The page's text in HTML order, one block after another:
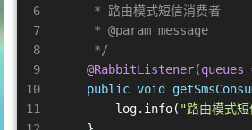
34
35
36
37
38
39
40
     *
@param directExchange
     *
@return
     */
@Bean
public Binding
return
    }
6
7
8
9
10
11
     * 路由模式短信消费者
     *
@param message
     */
public void
        log.info(
"路由模式